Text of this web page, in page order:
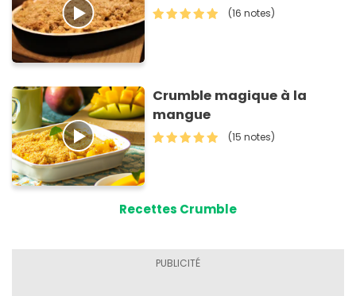
(16 notes)
Crumble magique à la
mangue
(15 notes)
Recettes Crumble